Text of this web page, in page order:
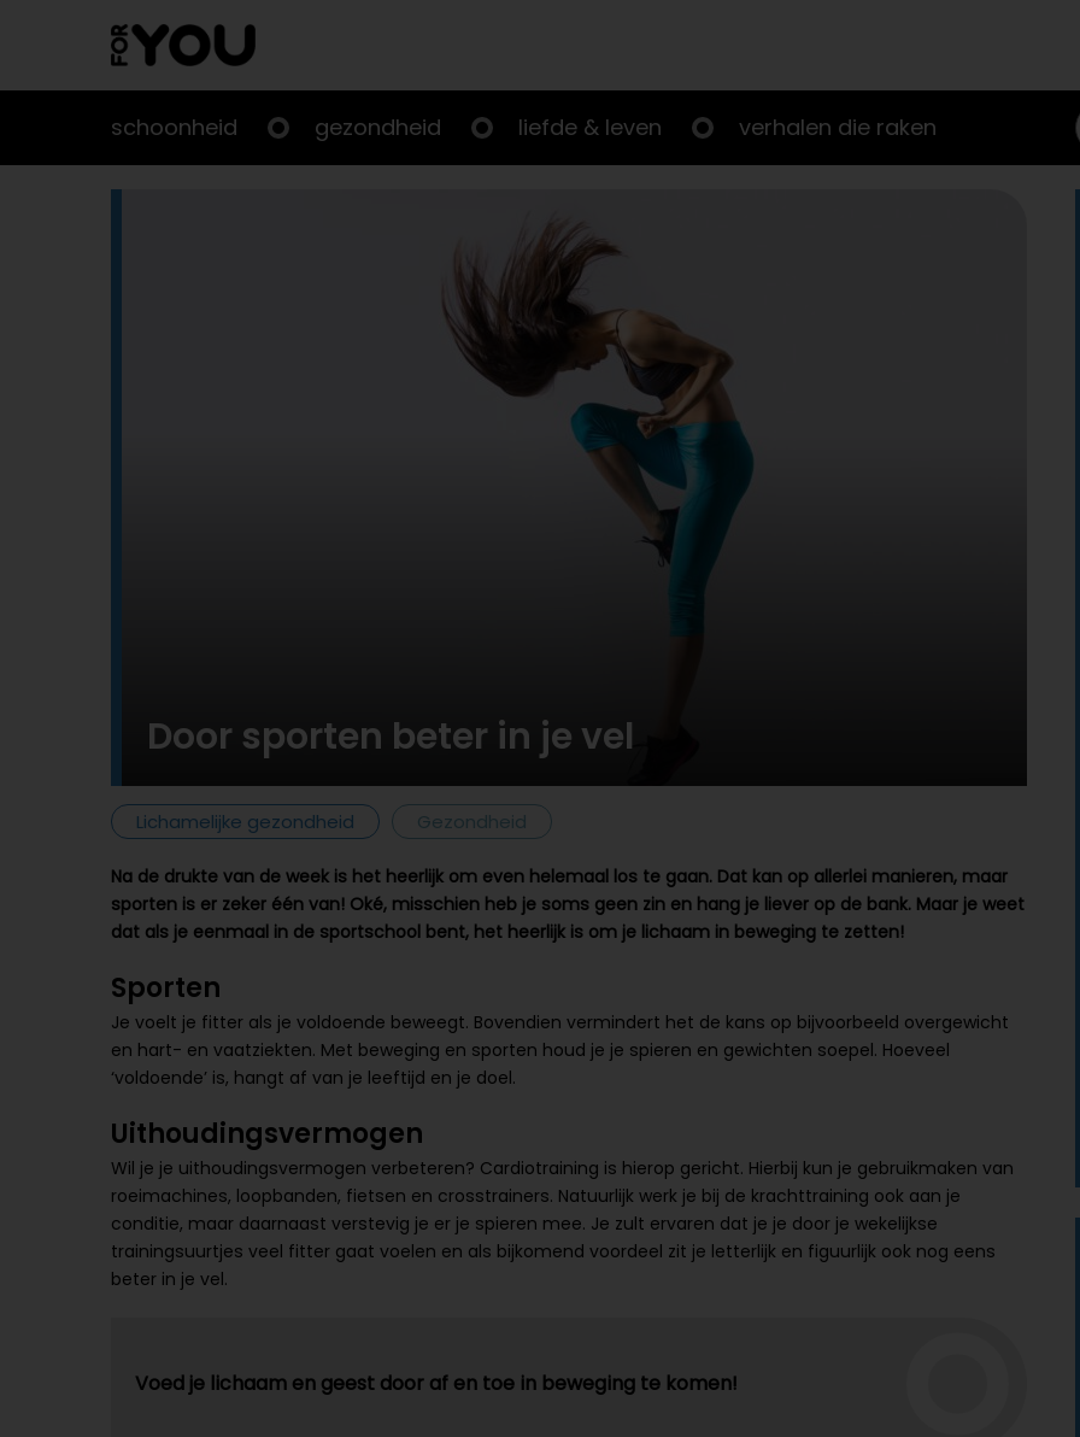
schoonheid gezondheid liefde & leven verhalen die raken
Door sporten beter in je vel
Lichamelijke gezondheid Gezondheid
Na de drukte van de week is het heerlijk om even helemaal los te gaan. Dat kan op allerlei manieren, maar
sporten is er zeker één van! Oké, misschien heb je soms geen zin en hang je liever op de bank. Maar je weet
dat als je eenmaal in de sportschool bent, het heerlijk is om je lichaam in beweging te zetten!
Sporten
Je voelt je fitter als je voldoende beweegt. Bovendien vermindert het de kans op bijvoorbeeld overgewicht
en hart- en vaatziekten. Met beweging en sporten houd je je spieren en gewichten soepel. Hoeveel
‘voldoende’ is, hangt af van je leeftijd en je doel.
Uithoudingsvermogen
Wil je je uithoudingsvermogen verbeteren? Cardiotraining is hierop gericht. Hierbij kun je gebruikmaken van
roeimachines, loopbanden, fietsen en crosstrainers. Natuurlijk werk je bij de krachttraining ook aan je
conditie, maar daarnaast verstevig je er je spieren mee. Je zult ervaren dat je je door je wekelijkse
trainingsuurtjes veel fitter gaat voelen en als bijkomend voordeel zit je letterlijk en figuurlijk ook nog eens
beter in je vel.
Voed je lichaam en geest door af en toe in beweging te komen!